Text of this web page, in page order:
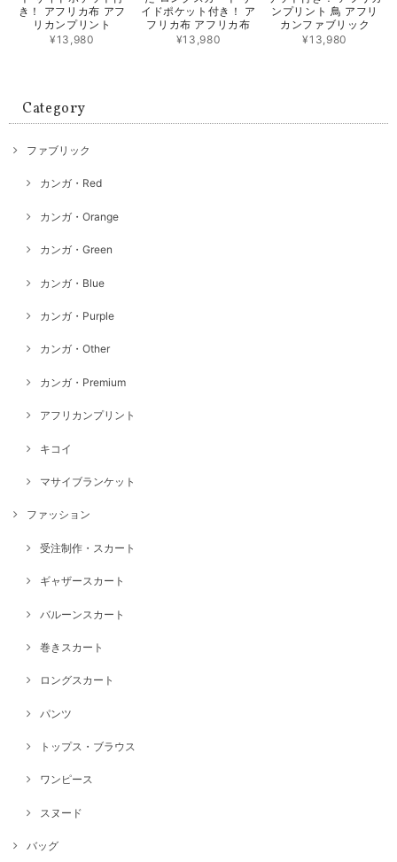
き！ アフリカ布 アフ
リカンプリント
¥13,980
イドポケット付き！ ア
フリカ布 アフリカ布
¥13,980
ンプリント 鳥 アフリ
カンファブリック
¥13,980
Category
ファブリック
カンガ・Red
カンガ・Orange
カンガ・Green
カンガ・Blue
カンガ・Purple
カンガ・Other
カンガ・Premium
アフリカンプリント
キコイ
マサイブランケット
ファッション
受注制作・スカート
ギャザースカート
バルーンスカート
巻きスカート
ロングスカート
パンツ
トップス・ブラウス
ワンピース
スヌード
バッグ